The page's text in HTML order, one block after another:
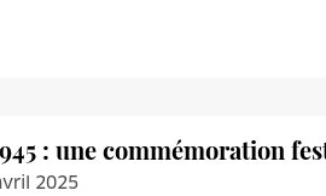
: une commémoration
2025